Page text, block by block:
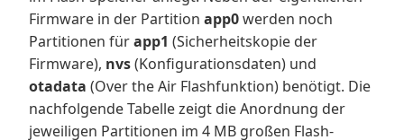
Firmware in der Partition app0werden noch
Partitionen fürapp1 (Sicherheitskopie der
Firmware), nvs(Konfigurationsdaten) und
otadata (Over the Air Flashfunktion) benötigt. Die
nachfolgende Tabelle zeigt die Anordnung der
jeweiligen Partitionen im 4 MB großen Flash-